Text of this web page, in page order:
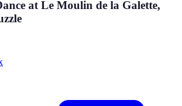
at Le Moulin de la Galette,